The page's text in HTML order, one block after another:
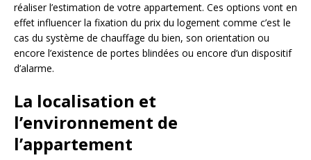
réaliser l’estimation de votre appartement. Ces options vont en
effet influencer la fixation du prix du logement comme c’est le
cas du système de chauffage du bien, son orientation ou
encore l’existence de portes blindées ou encore d’un dispositif
d’alarme.
La localisation et
l’environnement de
l’appartement